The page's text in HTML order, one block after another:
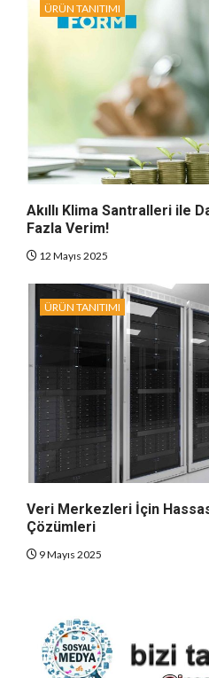
ÜRÜN TANITIMI
Akıllı Klima Santralleri ile
Fazla Verim!
12 Mayıs 2025
ÜRÜN TANITIMI
Veri Merkezleri İçin
Çözümleri
9 Mayıs 2025